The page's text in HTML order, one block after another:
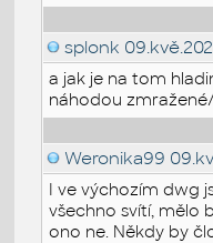
splonk
a jak je na tom
náhodou
Weronika99
I ve výchozím dwg
všechno svítí, mělo
ono ne. Někdy by